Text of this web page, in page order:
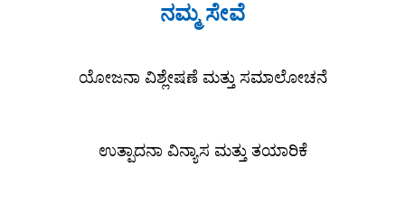
ನಮ್ಮ ಸೇವೆ
ಯೋಜನಾ ವಿಶ್ಲೇಷಣೆ ಮತ್ತು ಸಮಾಲೋಚನೆ
ಉತ್ಪಾದನಾ ವಿನ್ಯಾಸ ಮತ್ತು ತಯಾರಿಕೆ